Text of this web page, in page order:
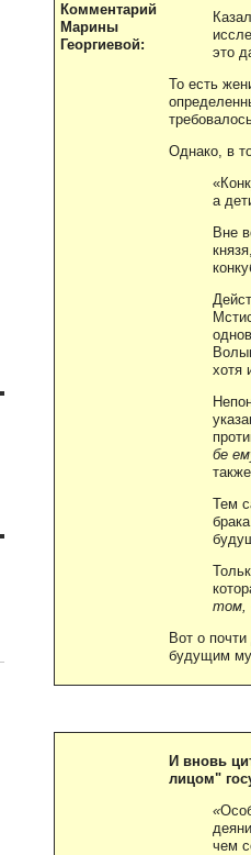
Комментарий
Марины
Георгиевой:
это
То есть
Однако, в
а
Вне
хотя
бе
Тем
том,
Вот о
будущим
И вновь
лицом"
«
чем